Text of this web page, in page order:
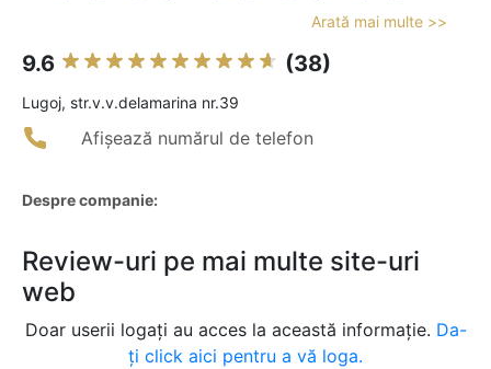
Arată mai multe >>
9.6 (38)
Lugoj, str.v.v.delamarina nr.39
Afișează numărul de telefon
Despre companie:
Review-uri pe mai multe site-uri
web
Doar userii logați au acces la această informație. Da-
ți click aici pentru a vă loga.